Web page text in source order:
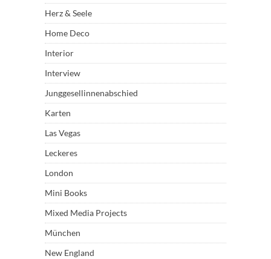
Herz & Seele
Home Deco
Interior
Interview
Junggesellinnenabschied
Karten
Las Vegas
Leckeres
London
Mini Books
Mixed Media Projects
München
New England